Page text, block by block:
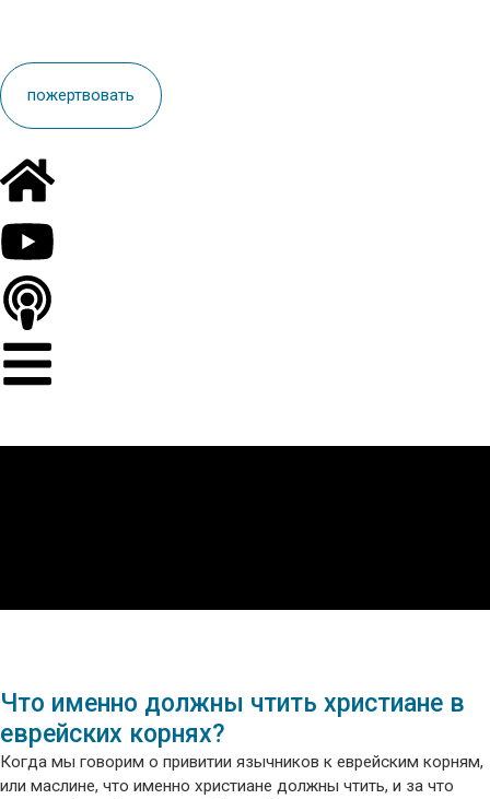
пoжертвовать
Что именно должны чтить христиане в
еврейских корнях?
Когда мы говорим о привитии язычников к еврейским корням,
или маслине, что именно христиане должны чтить, и за что